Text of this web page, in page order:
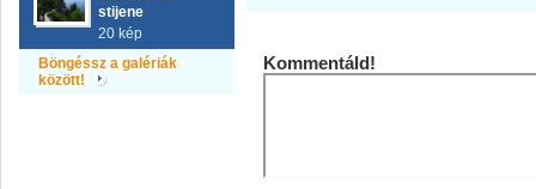
stijene
20 kép
Böngéssz a galériák
között!
Kommentáld!